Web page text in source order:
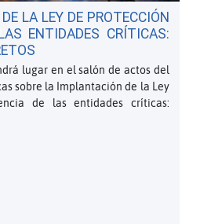
LA LEY DE PROTECCIÓN
ENTIDADES CRÍTICAS:
lugar en el salón de actos del
sobre la Implantación de la Ley
de las entidades críticas: